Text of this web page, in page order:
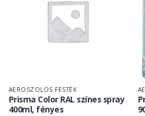
AEROSZOLOS FESTÉK
Prisma Color RAL színes spray
400ml, fényes